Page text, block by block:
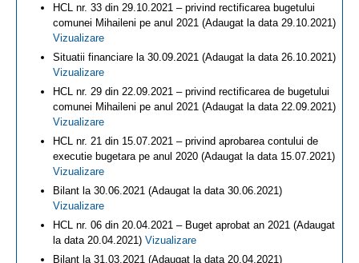
HCL nr. 33 din 29.10.2021 – privind rectificarea bugetului
comunei Mihaileni pe anul 2021 (Adaugat la data 29.10.2021)
Vizualizare
Situatii financiare la 30.09.2021 (Adaugat la data 26.10.2021)
Vizualizare
HCL nr. 29 din 22.09.2021 – privind rectificarea de bugetului
comunei Mihaileni pe anul 2021 (Adaugat la data 22.09.2021)
Vizualizare
HCL nr. 21 din 15.07.2021 – privind aprobarea contului de
executie bugetara pe anul 2020 (Adaugat la data 15.07.2021)
Vizualizare
Bilant la 30.06.2021 (Adaugat la data 30.06.2021)
Vizualizare
HCL nr. 06 din 20.04.2021 – Buget aprobat an 2021 (Adaugat
la data 20.04.2021) Vizualizare
Bilant la 31.03.2021 (Adaugat la data 20.04.2021)